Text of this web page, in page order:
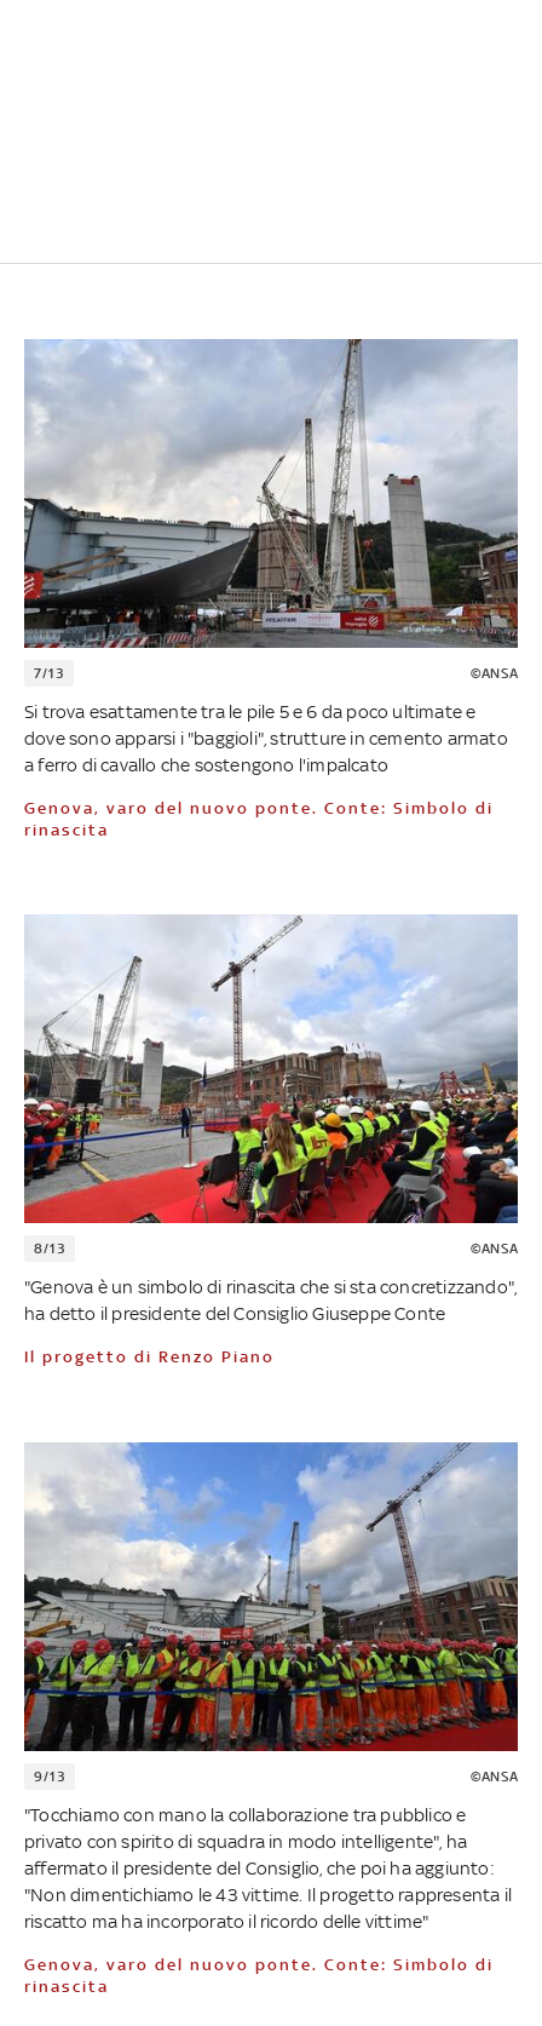
7/13 ©ANSA
Si trova esattamente tra le pile 5 e 6 da poco ultimate e
dove sono apparsi i "baggioli", strutture in cemento armato
a ferro di cavallo che sostengono l'impalcato
Genova, varo del nuovo ponte. Conte: Simbolo di
rinascita
8/13 ©ANSA
"Genova è un simbolo di rinascita che si sta concretizzando",
ha detto il presidente del Consiglio Giuseppe Conte
Il progetto di Renzo Piano
9/13 ©ANSA
"Tocchiamo con mano la collaborazione tra pubblico e
privato con spirito di squadra in modo intelligente", ha
affermato il presidente del Consiglio, che poi ha aggiunto:
"Non dimentichiamo le 43 vittime. Il progetto rappresenta il
riscatto ma ha incorporato il ricordo delle vittime"
Genova, varo del nuovo ponte. Conte: Simbolo di
rinascita